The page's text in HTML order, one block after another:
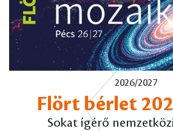
2026/2027
Flört bérlet
Sokat ígérő